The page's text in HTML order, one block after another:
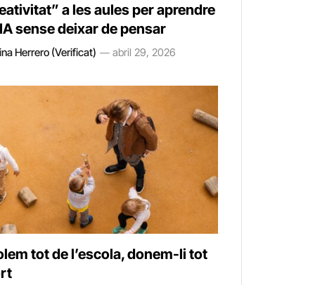
a les aules per aprendre
sense deixar de pensar
Herrero (Verificat) abril 29, 2026
tot de l’escola, donem-li tot